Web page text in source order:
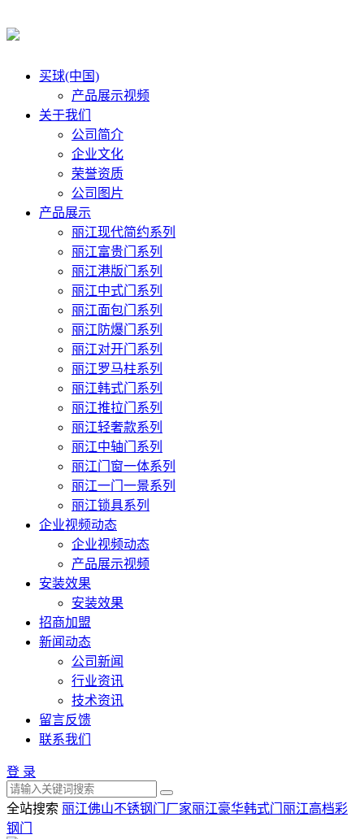
买球(中国)
产品展示视频
关于我们
公司简介
企业文化
荣誉资质
公司图片
产品展示
丽江现代简约系列
丽江富贵门系列
丽江港版门系列
丽江中式门系列
丽江面包门系列
丽江防爆门系列
丽江对开门系列
丽江罗马柱系列
丽江韩式门系列
丽江推拉门系列
丽江轻奢款系列
丽江中轴门系列
丽江门窗一体系列
丽江一门一景系列
丽江锁具系列
企业视频动态
企业视频动态
产品展示视频
安装效果
安装效果
招商加盟
新闻动态
公司新闻
行业资讯
技术资讯
留言反馈
联系我们
登 录
全站搜索 丽江佛山不锈钢门厂家丽江豪华韩式门 丽江高档彩
钢门